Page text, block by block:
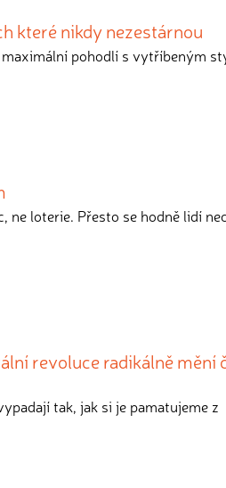
které nikdy nezestárnou
pohodlí s vytříbeným
ne loterie. Přesto se hodně lidí
revoluce radikálně mění
tak, jak si je pamatujeme z